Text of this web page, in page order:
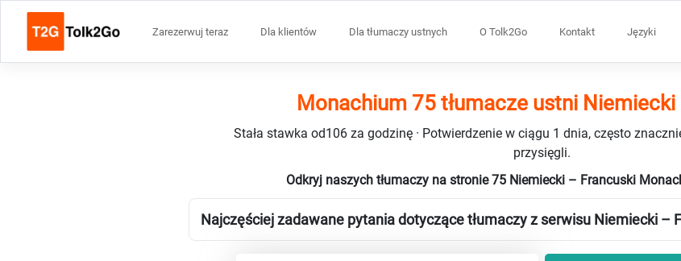
Zarezerwuj teraz Dla klientów Dla tłumaczy ustnych O Tolk2Go Kontakt Języki
Monachium 75 tłumacze ustni
Stała stawka od106 za godzinę · Potwierdzenie w ciągu 1 dnia, często
przysięgli.
Odkryj naszych tłumaczy na stronie 75 Niemiecki – Francuski
Najczęściej zadawane pytania dotyczące tłumaczy z serwisu Niemiecki –